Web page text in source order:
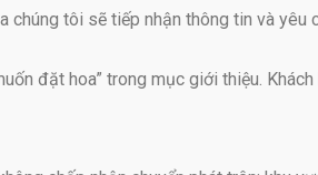
tôi sẽ tiếp nhận thông tin và yêu
đặt hoa” trong mục giới thiệu.